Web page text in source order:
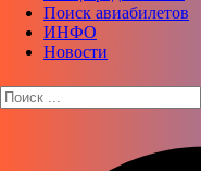
Поиск авиабилетов
ИНФО
Новости